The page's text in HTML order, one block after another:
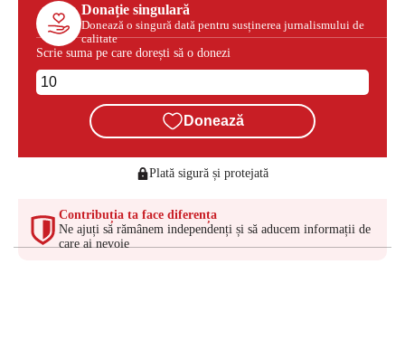
Donație singulară
Donează o singură dată pentru susținerea jurnalismului de
calitate
Scrie suma pe care dorești să o donezi
Donează
Plată sigură și protejată
Contribuția ta face diferența
Ne ajuți să rămânem independenți și să aducem informații de
care ai nevoie